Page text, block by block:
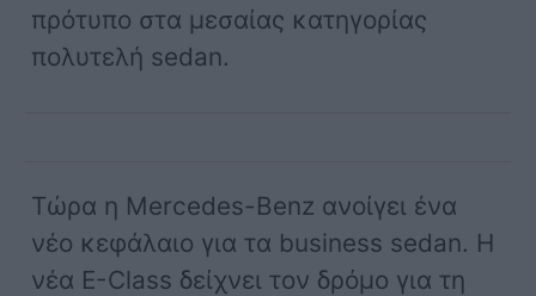
πρότυπο στα μεσαίας κατηγορίας
πολυτελή sedan.
Τώρα η Mercedes-Benz ανοίγει ένα
νέο κεφάλαιο για τα business sedan. Η
νέα E-Class δείχνει τον δρόμο για τη